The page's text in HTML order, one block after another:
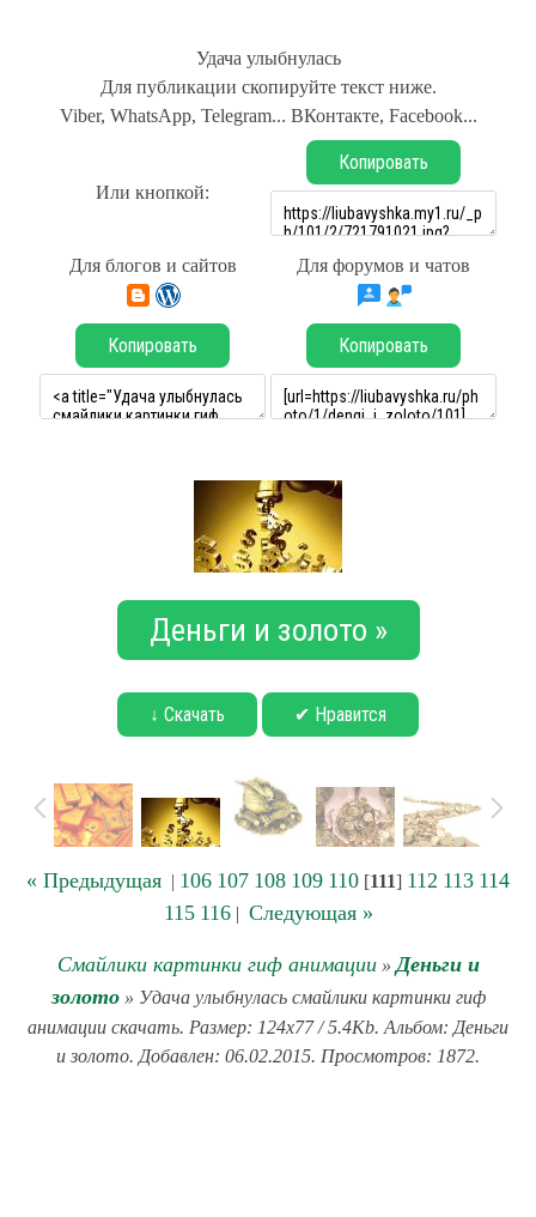
Удача улыбнулась
Для публикации скопируйте текст ниже.
Viber, WhatsApp, Telegram... ВКонтакте, Facebook...
Или кнопкой:
Копировать
Для блогов и сайтов Для форумов и чатов
Копировать Копировать
Деньги и золото »
↓ Скачать ✔ Нравится
« Предыдущая | 106 107 108 109 110 [111] 112 113 114
115 116| Следующая »
Смайлики картинки гиф анимации» Деньги и
золото» Удача улыбнулась смайлики картинки гиф
анимации скачать. Размер: 124x77 / 5.4Kb. Альбом: Деньги
и золото. Добавлен: 06.02.2015. Просмотров: 1872.